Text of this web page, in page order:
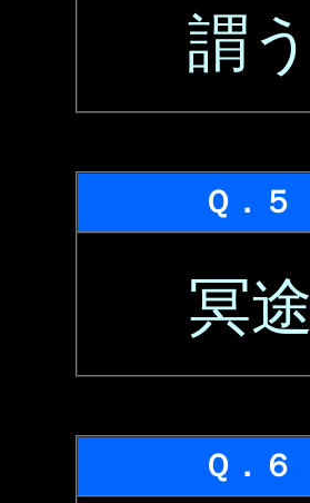
謂う
Ｑ．５
冥途
Ｑ．６